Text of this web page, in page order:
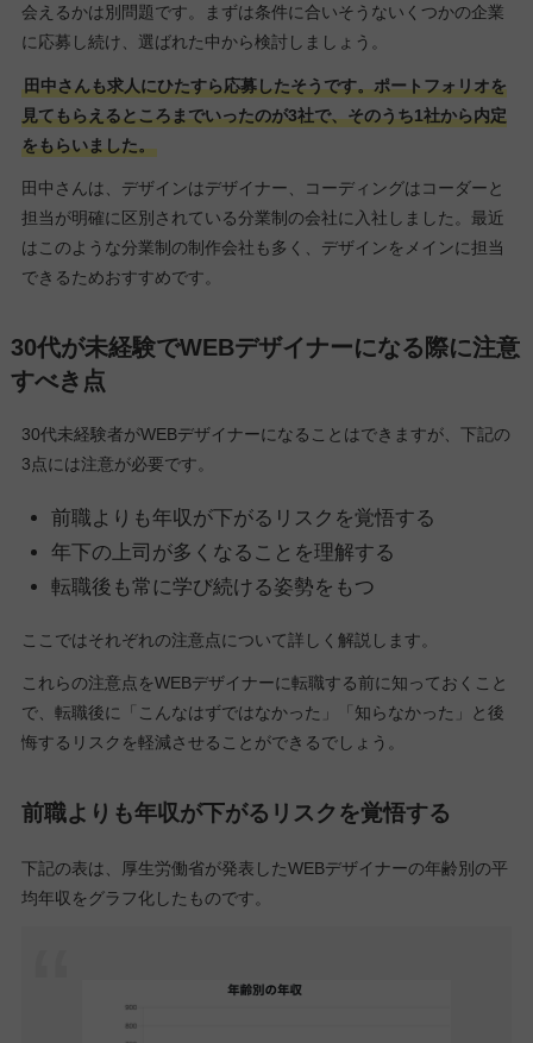
会えるかは別問題です。まずは条件に合いそうないくつかの企業
に応募し続け、選ばれた中から検討しましょう。
田中さんも求人にひたすら応募したそうです。ポートフォリオを
見てもらえるところまでいったのが3社で、そのうち1社から内定
をもらいました。
田中さんは、デザインはデザイナー、コーディングはコーダーと
担当が明確に区別されている分業制の会社に入社しました。最近
はこのような分業制の制作会社も多く、デザインをメインに担当
できるためおすすめです。
30代が未経験でWEBデザイナーになる際に注意
すべき点
30代未経験者がWEBデザイナーになることはできますが、下記の
3点には注意が必要です。
前職よりも年収が下がるリスクを覚悟する
年下の上司が多くなることを理解する
転職後も常に学び続ける姿勢をもつ
ここではそれぞれの注意点について詳しく解説します。
これらの注意点をWEBデザイナーに転職する前に知っておくこと
で、転職後に「こんなはずではなかった」「知らなかった」と後
悔するリスクを軽減させることができるでしょう。
前職よりも年収が下がるリスクを覚悟する
下記の表は、厚生労働省が発表したWEBデザイナーの年齢別の平
均年収をグラフ化したものです。